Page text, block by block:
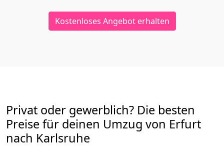
Kostenloses Angebot erhalten
Privat oder gewerblich? Die besten
Preise für deinen Umzug von Erfurt
nach Karlsruhe